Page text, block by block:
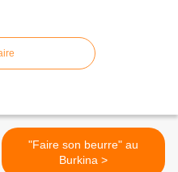
"Faire son beurre" au
Burkina >